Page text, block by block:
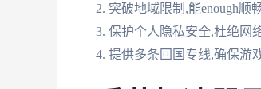
2. 突破地域限制,能enough顺
3. 保护个人隐私安全,杜绝网
4. 提供多条回国专线,确保游